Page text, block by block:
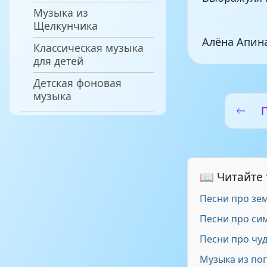
Музыка из
Щелкунчика
Классическая музыка
для детей
Детская фоновая
музыка
Алёна
Я Люблю
Коля Серга
by DiM)
📖 Читайте
Песни про
Песни про
Песни про
Музыка из